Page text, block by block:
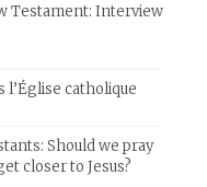
Testament: Interview
l’Église catholique
Should we pray
closer to Jesus?